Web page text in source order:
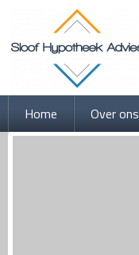
Home Over ons